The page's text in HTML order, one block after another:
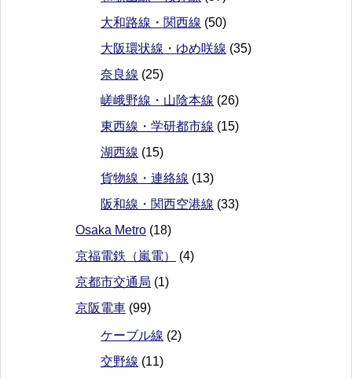
大和路線・関西線 (50)
大阪環状線・ゆめ咲線 (35)
奈良線 (25)
嵯峨野線・山陰本線 (26)
東西線・学研都市線 (15)
湖西線 (15)
貨物線・連絡線 (13)
阪和線・関西空港線 (33)
Osaka Metro (18)
京福電鉄（嵐電）
(4)
京都市交通局 (1)
京阪電車 (99)
ケーブル線 (2)
交野線 (11)